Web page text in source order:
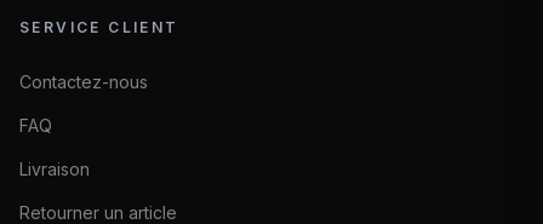
SERVICE CLIENT
Contactez-nous
FAQ
Livraison
Retourner un article